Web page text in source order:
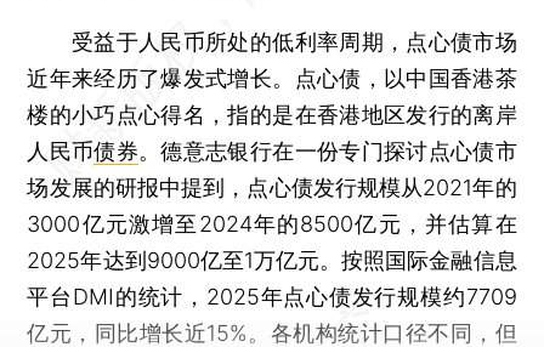
受益于人民币所处的低利率周期，点心债市场
近年来经历了爆发式增长。点心债，以中国香港茶
楼的小巧点心得名，指的是在香港地区发行的离岸
人民币债券。德意志银行在一份专门探讨点心债市
场发展的研报中提到，点心债发行规模从2021年的
3000亿元激增至2024年的8500亿元，并估算在
2025年达到9000亿至1万亿元。按照国际金融信息
平台DMI的统计，2025年点心债发行规模约7709
亿元，同比增长近15%。各机构统计口径不同，但